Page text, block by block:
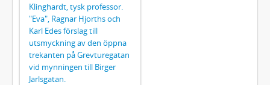
Klinghardt, tysk professor.
"Eva", Ragnar Hjorths och
Karl Edes förslag till
utsmyckning av den öppna
trekanten på Grevturegatan
vid mynningen till Birger
Jarlsgatan.